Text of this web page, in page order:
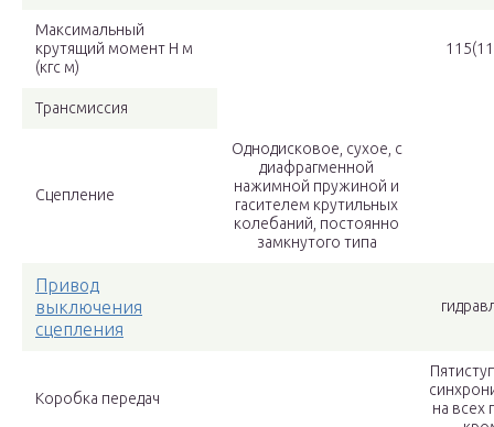
Максимальный
крутящий момент Н м
(кгс м)
Трансмиссия
Сцепление
Однодисковое, сухое, с
диафрагменной
нажимной пружиной и
гасителем крутильных
колебаний, постоянно
замкнутого типа
Привод
выключения
сцепления
Коробка передач
на всех